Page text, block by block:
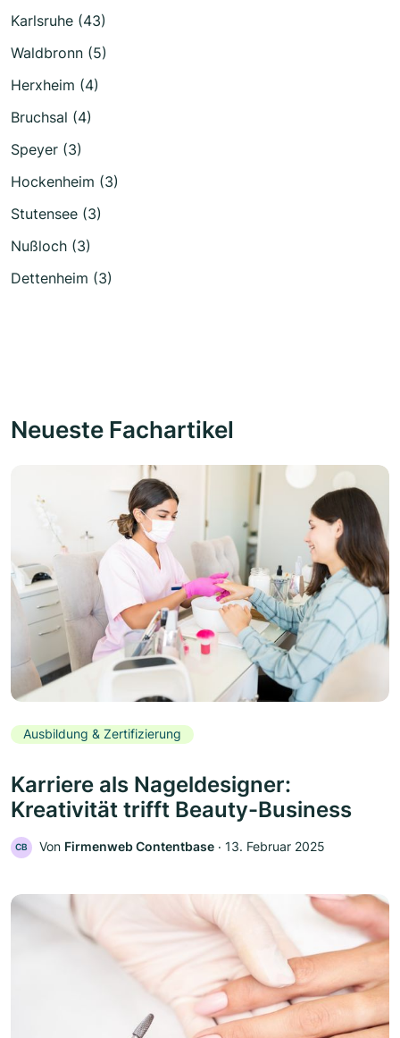
Karlsruhe (43)
Waldbronn (5)
Herxheim (4)
Bruchsal (4)
Speyer (3)
Hockenheim (3)
Stutensee (3)
Nußloch (3)
Dettenheim (3)
Neueste Fachartikel
Ausbildung & Zertifizierung
Karriere als Nageldesigner:
Kreativität trifft Beauty-Business
CB Von Firmenweb Contentbase ‧ 13. Februar 2025